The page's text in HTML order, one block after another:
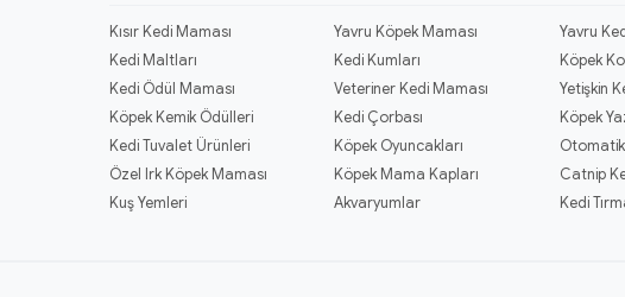
Kısır Kedi Maması Yavru Köpek Maması
Yavru
Kedi Maltları
Kedi Kumları
Köpek
Kedi Ödül Maması
Veteriner Kedi Maması
Yetişkin
Köpek Kemik Ödülleri
Kedi Çorbası
Köpek
Kedi Tuvalet Ürünleri
Köpek Oyuncakları
Özel Irk Köpek Maması
Köpek Mama Kapları
Catnip
Kuş Yemleri
Akvaryumlar Kedi